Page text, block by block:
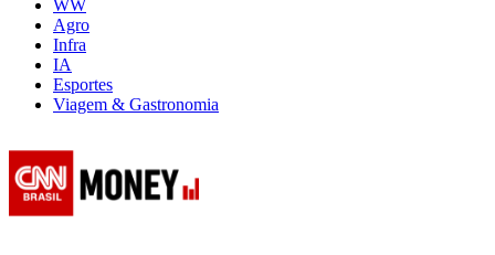
WW
Agro
Infra
IA
Esportes
Viagem & Gastronomia